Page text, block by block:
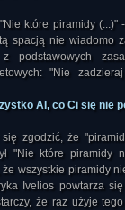
które piramidy (...)"
spacją nie wiadomo
podstawowych
"Nie
AI, co Ci się nie
zgodzić, że
"Nie które piramidy
wszystkie piramidy
Ivelios powtarza
że raz użyje